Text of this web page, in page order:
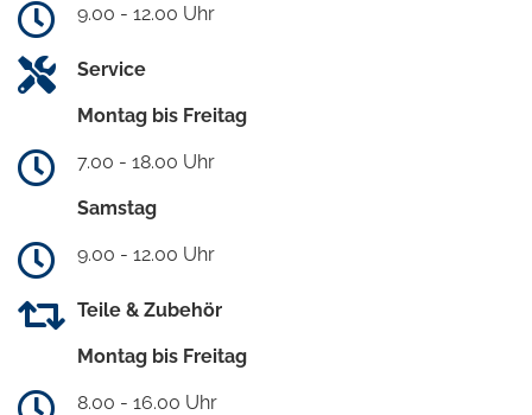
9.00 - 12.00 Uhr
Service
Montag bis Freitag
7.00 - 18.00 Uhr
Samstag
9.00 - 12.00 Uhr
Teile & Zubehör
Montag bis Freitag
8.00 - 16.00 Uhr